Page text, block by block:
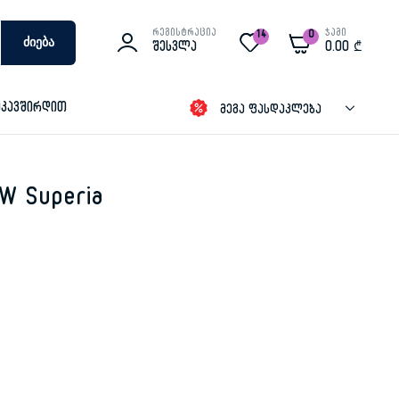
Ძიება
რეგისტრაცია
Შესვლა
14 0 ჯამი
0.00₾
მეგა ფასდაკლება
Superia